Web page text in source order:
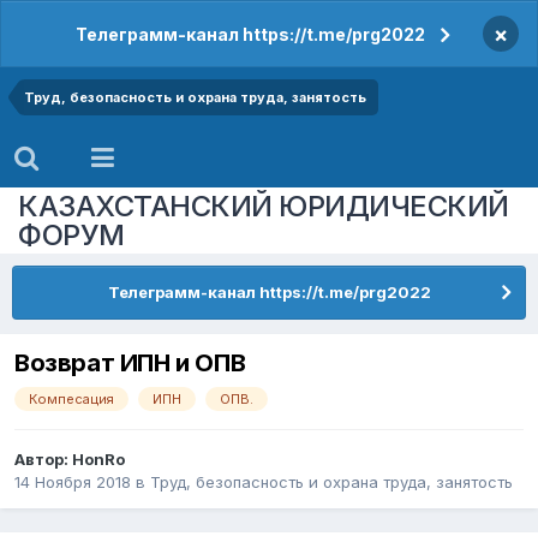
Телеграмм-канал https://t.me/prg2022 ×
Труд, безопасность и охрана труда, занятость
КАЗАХСТАНСКИЙ ЮРИДИЧЕСКИЙ
ФОРУМ
Телеграмм-канал https://t.me/prg2022
Возврат ИПН и ОПВ
Компесация ИПН ОПВ.
Автор: HonRo
14 Ноября 2018 в Труд, безопасность и охрана труда, занятость